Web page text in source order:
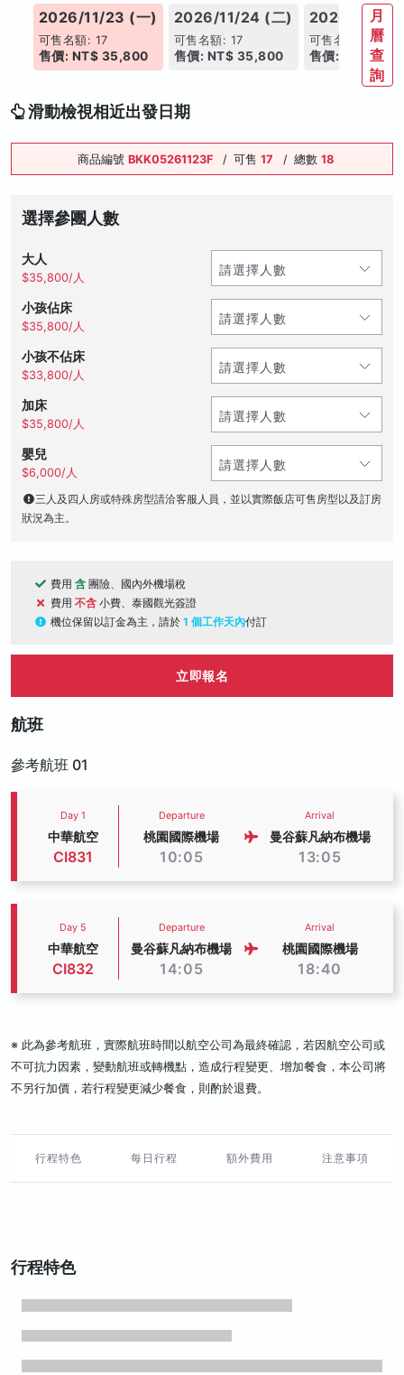
2026/11/23 (一)
可售名額: 17
售價: NT$ 35,800
2026/11/24 (二)
可售名額: 17
售價: NT$ 35,800
2026/11/25
可售名額: 17
售價: NT$
月
曆
查
詢
滑動檢視相近出發日期
商品編號 BKK05261123F / 可售 17 / 總數 18
選擇參團人數
大人
$35,800/人
小孩佔床
$35,800/人
小孩不佔床
$33,800/人
加床
$35,800/人
嬰兒
$6,000/人
三人及四人房或特殊房型請洽客服人員，並以實際飯店可售房型以及訂房
狀況為主。
費用 含 團險、國內外機場稅
費用 不含 小費、泰國觀光簽證
機位保留以訂金為主，請於 1 個工作天內付訂
立即報名
航班
參考航班 01
Day 1
中華航空
CI831
Departure
桃園國際機場
10:05
Arrival
曼谷蘇凡納布機場
13:05
Day 5
中華航空
CI832
Departure
曼谷蘇凡納布機場
14:05
Arrival
桃園國際機場
18:40
※ 此為參考航班，實際航班時間以航空公司為最終確認，若因航空公司或
不可抗力因素，變動航班或轉機點，造成行程變更、增加餐食，本公司將
不另行加價，若行程變更減少餐食，則酌於退費。
行程特色 每日行程 額外費用 注意事項
行程特色